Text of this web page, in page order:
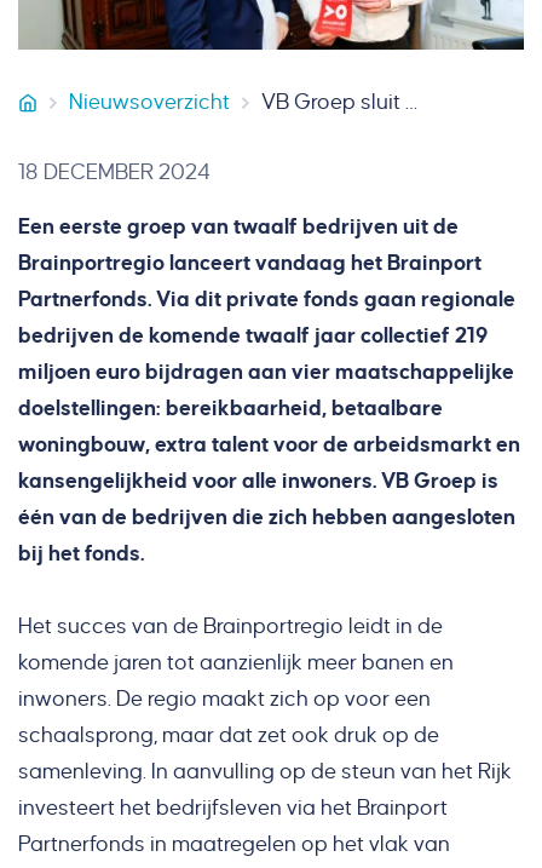
VB Groep
Nieuwsoverzicht VB Groep sluit aan bij Brainport Partnerfonds
18 DECEMBER 2024
Een eerste groep van twaalf bedrijven uit de
Brainportregio lanceert vandaag het Brainport
Partnerfonds. Via dit private fonds gaan regionale
bedrijven de komende twaalf jaar collectief 219
miljoen euro bijdragen aan vier maatschappelijke
doelstellingen: bereikbaarheid, betaalbare
woningbouw, extra talent voor de arbeidsmarkt en
kansengelijkheid voor alle inwoners. VB Groep is
één van de bedrijven die zich hebben aangesloten
bij het fonds.
Het succes van de Brainportregio leidt in de
komende jaren tot aanzienlijk meer banen en
inwoners. De regio maakt zich op voor een
schaalsprong, maar dat zet ook druk op de
samenleving. In aanvulling op de steun van het Rijk
investeert het bedrijfsleven via het Brainport
Partnerfonds in maatregelen op het vlak van